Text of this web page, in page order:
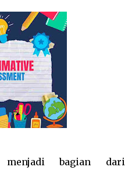
bagian dari